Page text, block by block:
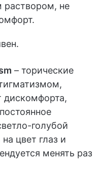
не
– торические
дискомфорта,
голубой
цвет глаз и
менять раз